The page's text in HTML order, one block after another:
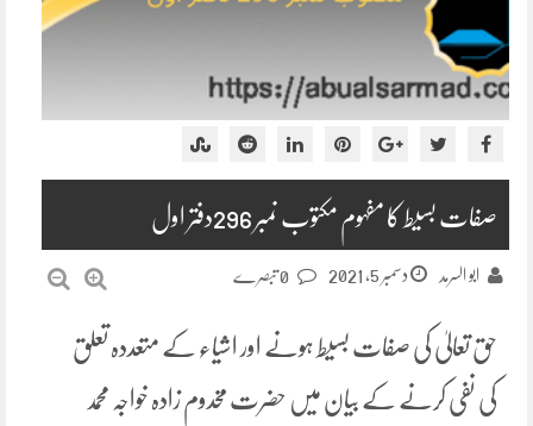
صفات بسیط کا مفہوم مکتوب نمبر 296دفتر اول
ابو السرمد دسمبر 5, 2021
حق تعالیٰ کی صفات بسیط ہونے اور اشیاء کے متعددہ تعلق
کی نفی کرنے کے بیان میں حضرت مخدوم زادہ خواجہ محمد